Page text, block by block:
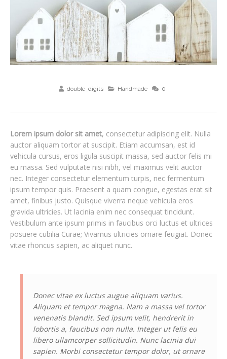
double_digits Handmade 0
Lorem ipsum dolor sit amet, consectetur adipiscing elit. Nulla
auctor aliquam tortor at suscipit. Etiam accumsan, est id
vehicula cursus, eros ligula suscipit massa, sed auctor felis mi
eu massa. Sed vulputate nisi nibh, vel maximus velit auctor
nec. Integer consectetur elementum turpis, nec fermentum
ipsum tempor quis. Praesent a quam congue, egestas erat sit
amet, finibus justo. Quisque viverra neque vehicula eros
gravida ultricies. Ut lacinia enim nec consequat tincidunt.
Vestibulum ante ipsum primis in faucibus orci luctus et ultrices
posuere cubilia Curae; Vivamus ultricies ornare feugiat. Donec
vitae rhoncus sapien, ac aliquet nunc.
Donec vitae ex luctus augue aliquam varius.
Aliquam et tempor magna. Nam a massa vel tortor
venenatis blandit. Sed ipsum velit, hendrerit in
lobortis a, faucibus non nulla. Integer ut felis eu
libero ullamcorper sollicitudin. Nunc lacinia dui
sapien. Morbi consectetur tempor dolor, ut ornare